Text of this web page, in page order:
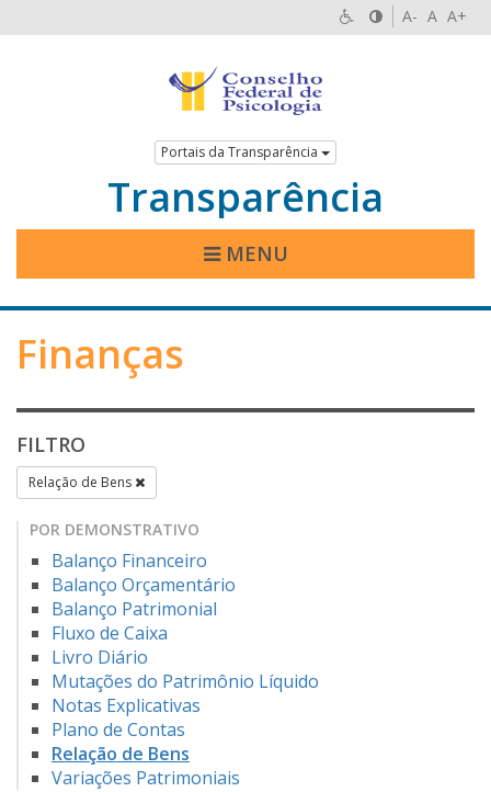
A- A A+
Portais da Transparência
Transparência
MENU
Finanças
FILTRO
Relação de Bens
POR DEMONSTRATIVO
Balanço Financeiro
Balanço Orçamentário
Balanço Patrimonial
Fluxo de Caixa
Livro Diário
Mutações do Patrimônio Líquido
Notas Explicativas
Plano de Contas
Relação de Bens
Variações Patrimoniais